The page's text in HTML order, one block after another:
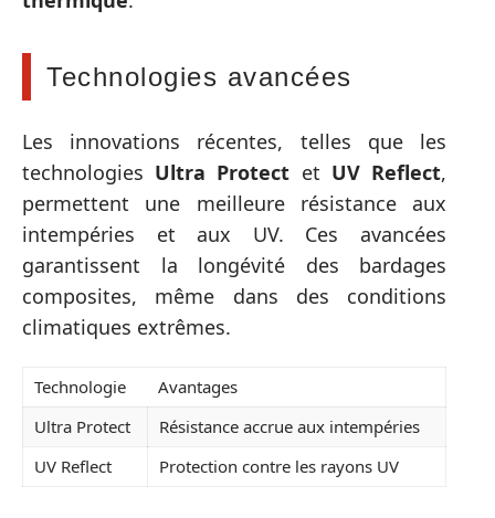
Technologies avancées
Les innovations récentes, telles que les
technologies Ultra Protect et UV Reflect,
permettent une meilleure résistance aux
intempéries et aux UV. Ces avancées
garantissent la longévité des bardages
composites, même dans des conditions
climatiques extrêmes.
Technologie
Avantages
Ultra Protect
Résistance accrue aux intempéries
UV Reflect
Protection contre les rayons UV